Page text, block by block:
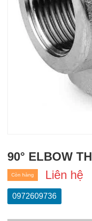
90° ELBOW
Liên hệ
Còn hàng
0972609736